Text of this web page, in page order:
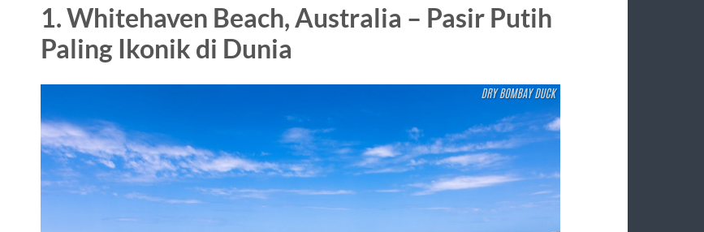
1. Whitehaven Beach, Australia – Pasir Putih
Paling Ikonik di Dunia